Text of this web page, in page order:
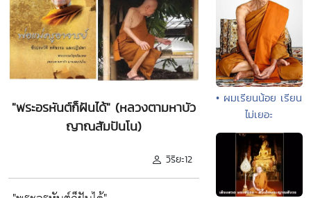
"พระอรหันต์ก็ฝันได้" (หลวงตามหาบัว
ญาณสัมปันโน)
วิริยะ12
• ผมเรียนน้อย เรียน
ไม่เยอะ